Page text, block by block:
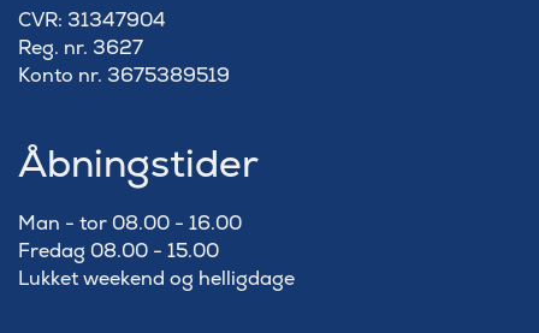
​CVR: 31347904
Reg. nr. 3627
Konto nr. 3675389519
Åbningstider
Man - tor 08.00 - 16.00
Fredag 08.00 - 15.00
Lukket weekend og helligdage